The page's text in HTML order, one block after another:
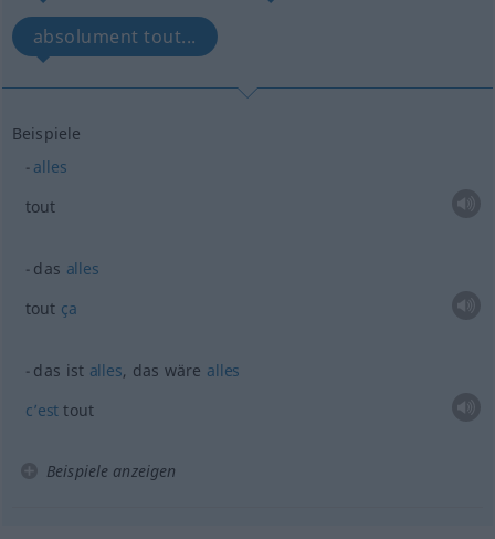
absolument tout...
Beispiele
alles
tout
das alles
tout ça
das ist alles, das wäre alles
c’est tout
Beispiele anzeigen